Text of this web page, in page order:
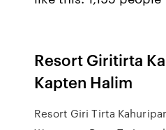
Resort Giritirta
Kapten Halim
Resort Giri Tirta